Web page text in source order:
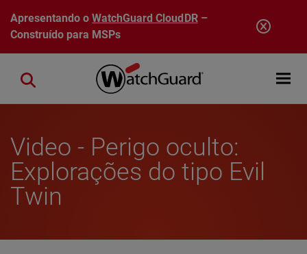
Pular para o conteúdo principal
Apresentando oWatchGuard CloudDR–
Construído para MSPs
Open
Close search
Video - Perigo oculto:
Explorações do tipo Evil
Twin